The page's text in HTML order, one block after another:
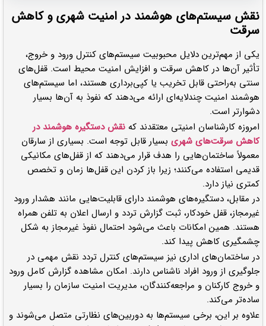
نقش سیستم‌های هوشمند در امنیت شهری و کاهش
سرقت
یکی از مهم‌ترین دلایل محبوبیت سیستم‌های کنترل ورود و خروج،
تأثیر آن‌ها در کاهش سرقت و افزایش امنیت محیط است. قفل‌های
سنتی به‌راحتی قابل تخریب یا کپی‌برداری هستند، اما سیستم‌های
هوشمند امنیت چندلایه‌ای ارائه می‌دهند که نفوذ به آن‌ها بسیار
دشوارتر است.
امروزه کارشناسان امنیتی معتقدند که نقش دستگیره هوشمند در
کاهش سرقت‌های شهری بسیار قابل توجه است. بسیاری از سارقان
معمولاً ساختمان‌هایی را هدف قرار می‌دهند که از قفل‌های مکانیکی
قدیمی استفاده می‌کنند؛ زیرا باز کردن این قفل‌ها زمان و تخصص
کمتری نیاز دارد.
در مقابل، دستگیره‌های هوشمند دارای قابلیت‌هایی مانند هشدار ورود
غیرمجاز، قفل خودکار، ثبت گزارش تردد و ارسال اعلان به تلفن همراه
هستند. همین امکانات باعث می‌شود احتمال نفوذ غیرمجاز به شکل
چشمگیری کاهش پیدا کند.
در ساختمان‌های اداری نیز سیستم‌های کنترل تردد نقش مهمی در
جلوگیری از ورود افراد ناشناس دارند. امکان مشاهده گزارش کامل ورود
و خروج کارکنان و مراجعه‌کنندگان، مدیریت امنیت سازمان را بسیار
ساده‌تر می‌کند.
علاوه بر این، برخی سیستم‌ها به دوربین‌های نظارتی متصل می‌شوند و